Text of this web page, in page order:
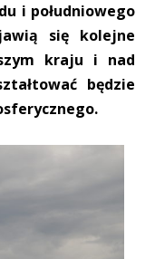
i południowego
się kolejne
kraju i nad
będzie